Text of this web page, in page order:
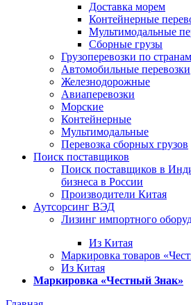
Доставка морем
Контейнерные
Мультимодальные
Сборные грузы
Грузоперевозки по
Автомобильные перевозки
Железнодорожные
Авиаперевозки
Морские
Контейнерные
Мультимодальные
Перевозка сборных грузов
Поиск поставщиков
Поиск поставщиков в
бизнеса в России
Производители Китая
Аутсорсинг ВЭД
Лизинг импортного
Из Китая
Маркировка товаров
Из Китая
Маркировка «Честный Знак»